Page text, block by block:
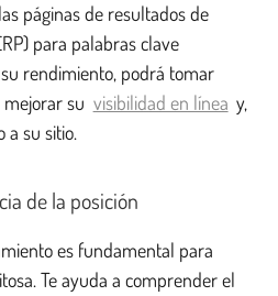
páginas de resultados de
para palabras clave
rendimiento, podrá tomar
su visibilidad en línea y,
a su sitio.
de la posición
es fundamental para
Te ayuda a comprender el